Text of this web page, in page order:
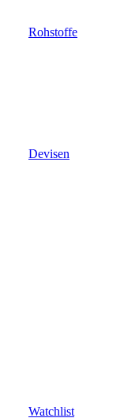
Rohstoffe
Devisen
Watchlist